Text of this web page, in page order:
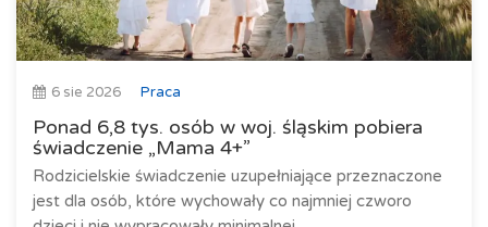
6 sie 2026 Praca
Ponad 6,8 tys. osób w woj. śląskim pobiera
świadczenie „Mama 4+”
Rodzicielskie świadczenie uzupełniające przeznaczone
jest dla osób, które wychowały co najmniej czworo